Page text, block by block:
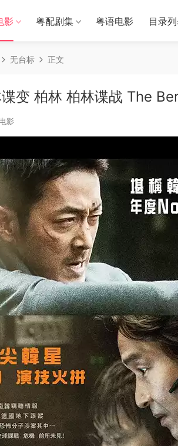
影 粤配剧集 粤语电影 目录
无台标 正文
变 柏林 柏林谍战 The
影